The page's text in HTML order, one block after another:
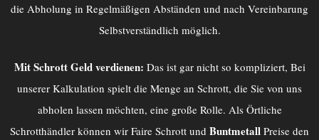
die Abholung in Regelmäßigen Abständen und nach Vereinbarung
Selbstverständlich möglich.
Mit Schrott Geld verdienen: Das ist gar nicht so kompliziert, Bei
unserer Kalkulation spielt die Menge an Schrott, die Sie von uns
abholen lassen möchten, eine große Rolle. Als Örtliche
Schrotthändler können wir Faire Schrott und Buntmetall Preise den